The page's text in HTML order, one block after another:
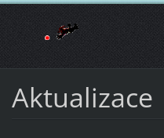
Aktualizace